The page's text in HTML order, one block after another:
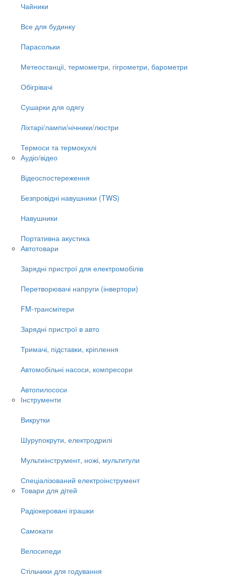
Чайники
Все для будинку
Парасольки
Метеостанції, термометри, гігрометри, барометри
Обігрівачі
Сушарки для одягу
Ліхтарі/лампи/нічники/люстри
Термоси та термокухлі
Аудіо/відео
Відеоспостереження
Безпровідні навушники (TWS)
Навушники
Портативна акустика
Автотовари
Зарядні пристрої для електромобілів
Перетворювачі напруги (інвертори)
FM-трансмітери
Зарядні пристрої в авто
Тримачі, підставки, кріплення
Автомобільні насоси, компресори
Автопилососи
Інструменти
Викрутки
Шурупокрути, електродрилі
Мультиінструмент, ножі, мультитули
Спеціалізований електроінструмент
Товари для дітей
Радіокеровані іграшки
Самокати
Велосипеди
Стільчики для годування